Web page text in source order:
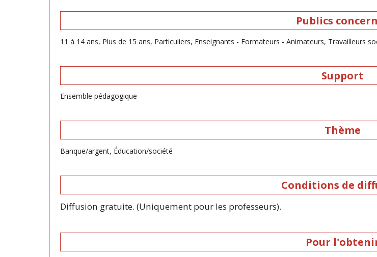
Publics
11 à 14 ans, Plus de 15 ans, Particuliers, Enseignants - Formateurs - Animateurs, Travailleurs
Support
Ensemble pédagogique
Thème
Banque/argent, Éducation/société
Conditions de
Diffusion gratuite. (Uniquement pour les professeurs).
Pour